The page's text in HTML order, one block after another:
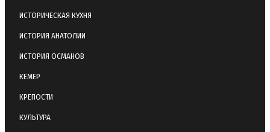
ИСТОРИЧЕСКАЯ КУХНЯ
ИСТОРИЯ АНАТОЛИИ
ИСТОРИЯ ОСМАНОВ
КЕМЕР
КРЕПОСТИ
КУЛЬТУРА